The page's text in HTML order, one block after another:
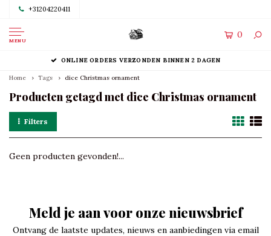
+31204220411
MENU
0
ONLINE ORDERS VERZONDEN BINNEN 2 DAGEN
Home Tags dice Christmas ornament
Producten getagd met dice Christmas ornament
Filters
Geen producten gevonden!...
Meld je aan voor onze nieuwsbrief
Ontvang de laatste updates, nieuws en aanbiedingen via email